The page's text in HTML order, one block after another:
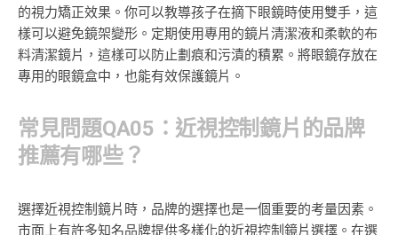
的視力矯正效果。你可以教導孩子在摘下眼鏡時使用雙手，這
樣可以避免鏡架變形。定期使用專用的鏡片清潔液和柔軟的布
料清潔鏡片，這樣可以防止劃痕和污漬的積累。將眼鏡存放在
專用的眼鏡盒中，也能有效保護鏡片。
常見問題QA05：近視控制鏡片的品牌
推薦有哪些？
選擇近視控制鏡片時，品牌的選擇也是一個重要的考量因素。
市面上有許多知名品牌提供多樣化的近視控制鏡片選擇。在選